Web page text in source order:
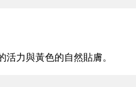
力與黃色的自然貼膚。